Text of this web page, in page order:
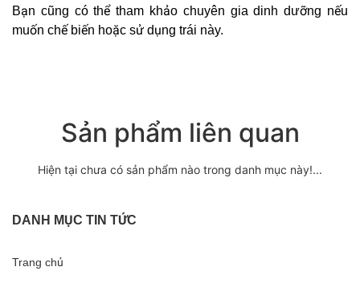
Bạn cũng có thể tham khảo chuyên gia dinh dưỡng nếu
muốn chế biến hoặc sử dụng trái này.
Sản phẩm liên quan
Hiện tại chưa có sản phẩm nào trong danh mục này!...
DANH MỤC TIN TỨC
Trang chủ